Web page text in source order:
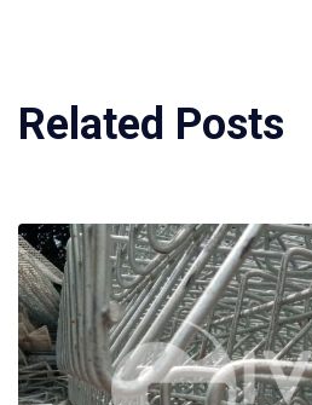
Related Posts